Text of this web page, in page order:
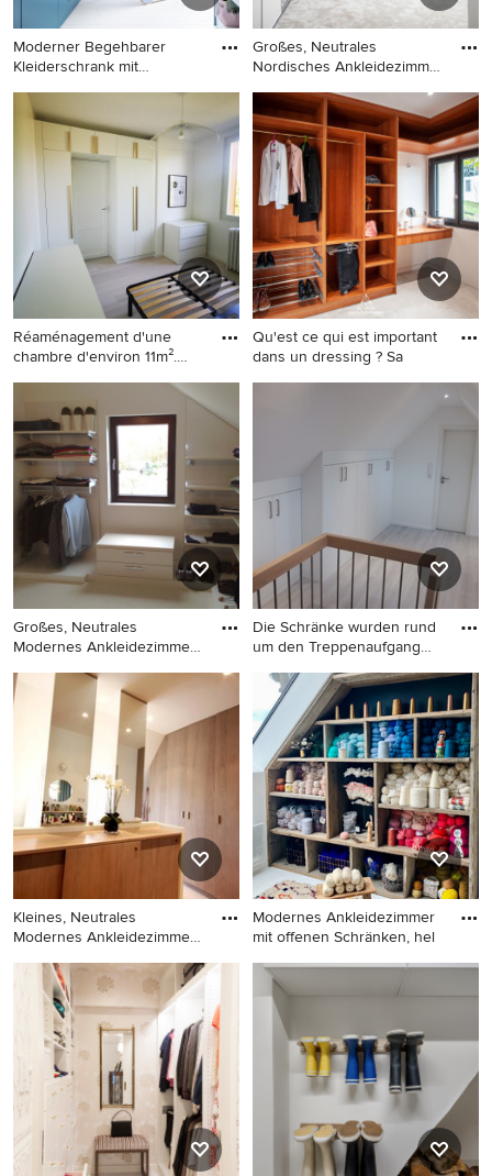
Moderner Begehbarer
Kleiderschrank mit
Moderner Begehbarer
Kleiderschrank mit
flächenbündigen
Schrankfronten, blauen
Schränken, weißem Boden
und gewölbter Decke in
Bordeaux
Großes, Neutrales
Nordisches Ankleidezimmer
Großes, Neutrales
Nordisches Ankleidezimmer
mit flächenbündigen
Schrankfronten,
Teppichboden,
Ankleidebereich, weißen
Schränken und weißem
Boden in Göteborg
Réaménagement d'une
chambre d'environ 11m².
Mittelgroßes Modernes
Ankleidezimmer mit
Vinylboden und weißem
Boden in Paris
Qu'est ce qui est important
dans un dressing ? Sa
Großes, Neutrales Modernes
Ankleidebereich, offenen
Schränken, hellbraunen
Holzschränken,
Keramikboden und weißem
Boden in Sonstige
Großes, Neutrales
Modernes Ankleidezimmer
Großes, Neutrales Modernes
Ankleidezimmer mit
Ankleidebereich,
flächenbündigen
Schrankfronten, weißen
Schränken, Teppichboden
und weißem Boden in
Sonstige
Die Schränke wurden rund
um den Treppenaufgang
Großes, Neutrales Modernes
Ankleidezimmer mit
Ankleidebereich,
flächenbündigen
Schrankfronten, weißen
Schränken, Laminat und
weißem Boden in Hamburg
Kleines, Neutrales
Modernes Ankleidezimmer
Kleines, Neutrales Modernes
Ankleidezimmer mit
Ankleidebereich, offenen
Schränken, grauen
Schränken, Teppichboden
und weißem Boden in Paris
Modernes Ankleidezimmer
mit offenen Schränken, hel
Modernes Ankleidezimmer
mit offenen Schränken,
hellbraunen Holzschränken
und weißem Boden in
Montpellier